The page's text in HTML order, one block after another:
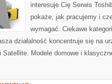
interesuje Cię Serwis
pokaże, jak pracujemy i
wymagać. Ciekawe
działalność koncentruje się na
Modele domowe i